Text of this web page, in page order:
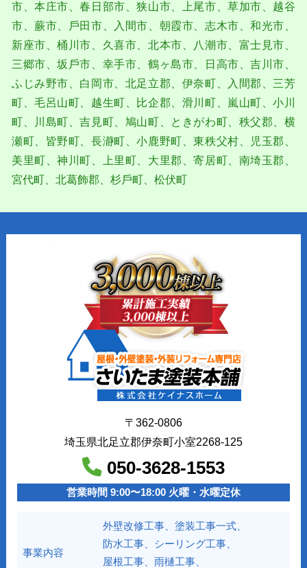
市、本庄市、春⽇部市、狭⼭市、上尾市、草加市、越⾕
市、蕨市、⼾⽥市、⼊間市、朝霞市、志木市、和光市、
新座市、桶川市、久喜市、北本市、⼋潮市、富士⾒市、
三郷市、坂⼾市、幸手市、鶴ヶ島市、⽇⾼市、吉川市、
ふじみ野市、⽩岡市、北足⽴郡、伊奈町、⼊間郡、三芳
町、⽑呂⼭町、越⽣町、⽐企郡、滑川町、嵐⼭町、⼩川
町、川島町、吉⾒町、鳩⼭町、ときがわ町、秩⽗郡、横
瀬町、皆野町、⻑瀞町、⼩⿅野町、東秩⽗村、児⽟郡、
美⾥町、神川町、上⾥町、⼤⾥郡、寄居町、南埼⽟郡、
宮代町、北葛飾郡、杉⼾町、松伏町
〒362-0806
埼玉県北足立郡伊奈町小室2268-125
050-3628-1553
営業時間 9:00〜18:00 火曜・水曜定休
事業内容
外壁改修工事、塗装工事⼀式、
防水工事、シーリング工事、
屋根工事、雨樋工事、